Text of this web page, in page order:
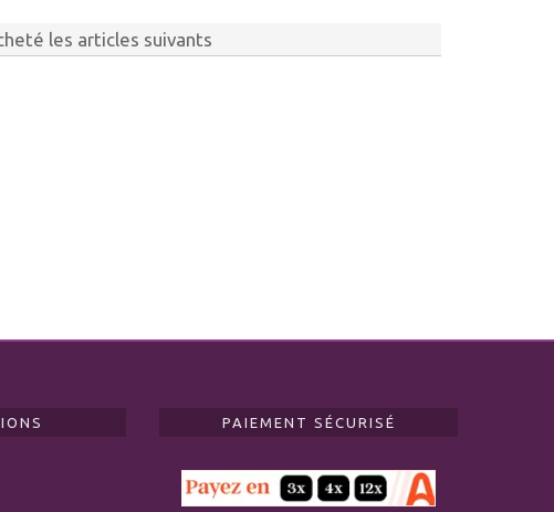
les articles suivants
PAIEMENT SÉCURISÉ